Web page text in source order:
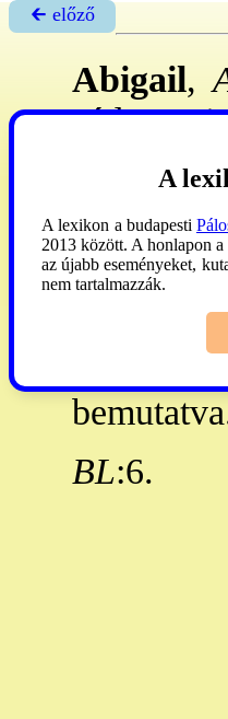
🡰 előző
Abigail,
Júdea D-i
Amikor
(1Sám
vele ment
). -
BL:6.
A
A lexikon a budapesti
2013 között. A honlapon
az újabb eseményeket,
nem tartalmazzák.